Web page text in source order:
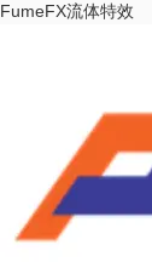
FumeFX流体特效